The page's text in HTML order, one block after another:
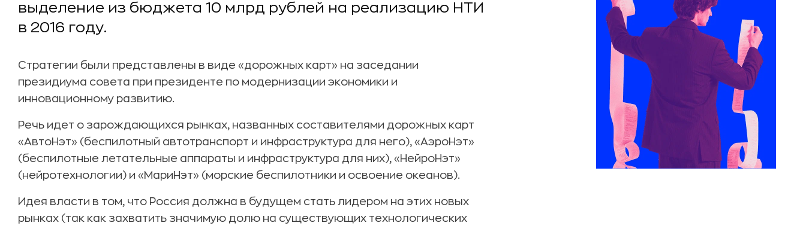
выделение из бюджета 10 млрд рублей на реализацию НТИ
в 2016 году.
Стратегии были представлены в виде «дорожных карт» на заседании
президиума совета при президенте по модернизации экономики и
инновационному развитию.
Речь идет о зарождающихся рынках, названных составителями дорожных карт
«АвтоНэт» (беспилотный автотранспорт и инфраструктура для него), «АэроНэт»
(беспилотные летательные аппараты и инфраструктура для них), «НейроНэт»
(нейротехнологии) и «МариНэт» (морские беспилотники и освоение океанов).
Идея власти в том, что Россия должна в будущем стать лидером на этих новых
рынках (так как захватить значимую долю на существующих технологических